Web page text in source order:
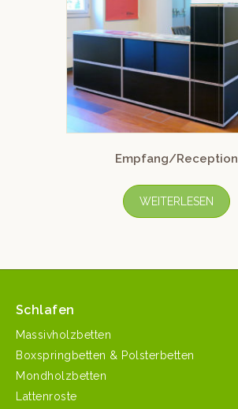
Empfang/Reception
WEITERLESEN
Schlafen
Massivholzbetten
Boxspringbetten & Polsterbetten
Mondholzbetten
Lattenroste